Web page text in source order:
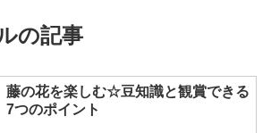
の記事
藤の花を楽しむ☆豆知識と観賞できる
7つのポイント